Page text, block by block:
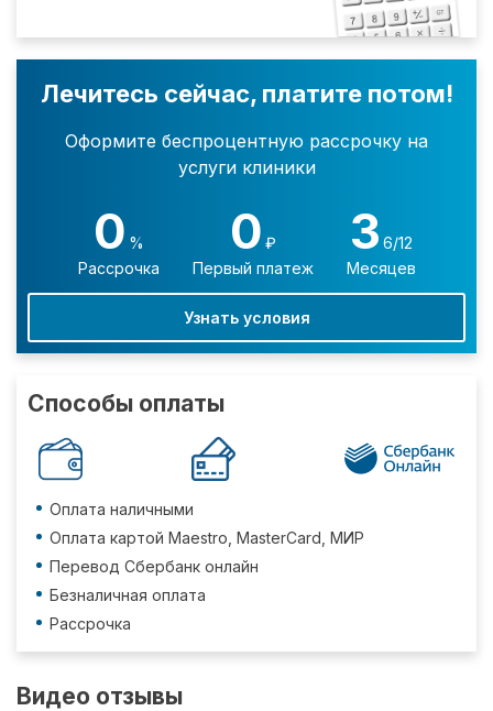
Лечитесь сейчас, платите потом!
Оформите беспроцентную рассрочку на
услуги клиники
0 %
Рассрочка
0 ₽
Первый платеж
3 6/12
Месяцев
Узнать условия
Способы оплаты
Оплата наличными
Оплата картой Maestro, MasterCard, МИР
Перевод Сбербанк онлайн
Безналичная оплата
Рассрочка
Видео отзывы